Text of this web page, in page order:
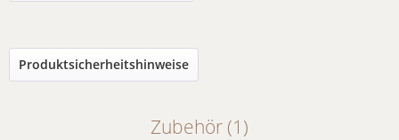
Produktsicherheitshinweise
Zubehör (1)